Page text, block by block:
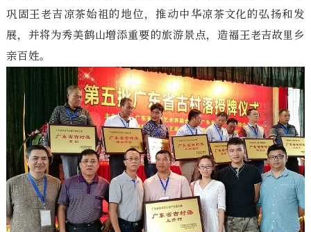
巩固王老吉凉茶始祖的地位，推动中华凉茶文化的弘扬和发
展，并将为秀美鹤山增添重要的旅游景点，造福王老吉故里乡
亲百姓。